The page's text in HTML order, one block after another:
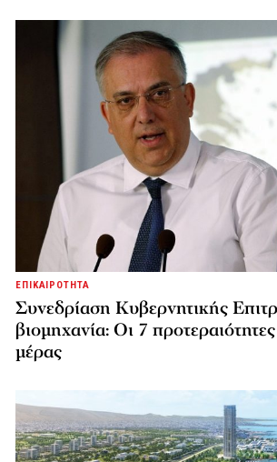
ΕΠΙΚΑΙΡΟΤΗΤΑ
Συνεδρίαση Κυβερνητικής
βιομηχανία: Οι 7
μέρας